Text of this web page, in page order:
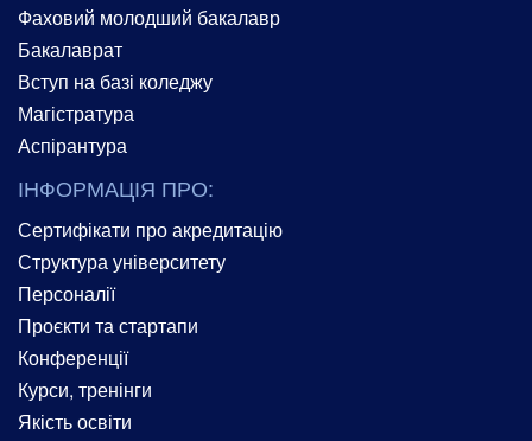
Фаховий молодший бакалавр
Бакалаврат
Вступ на базі коледжу
Магістратура
Аспірантура
ІНФОРМАЦІЯ ПРО:
Сертифікати про акредитацію
Структура університету
Персоналії
Проєкти та стартапи
Конференції
Курси, тренінги
Якість освіти